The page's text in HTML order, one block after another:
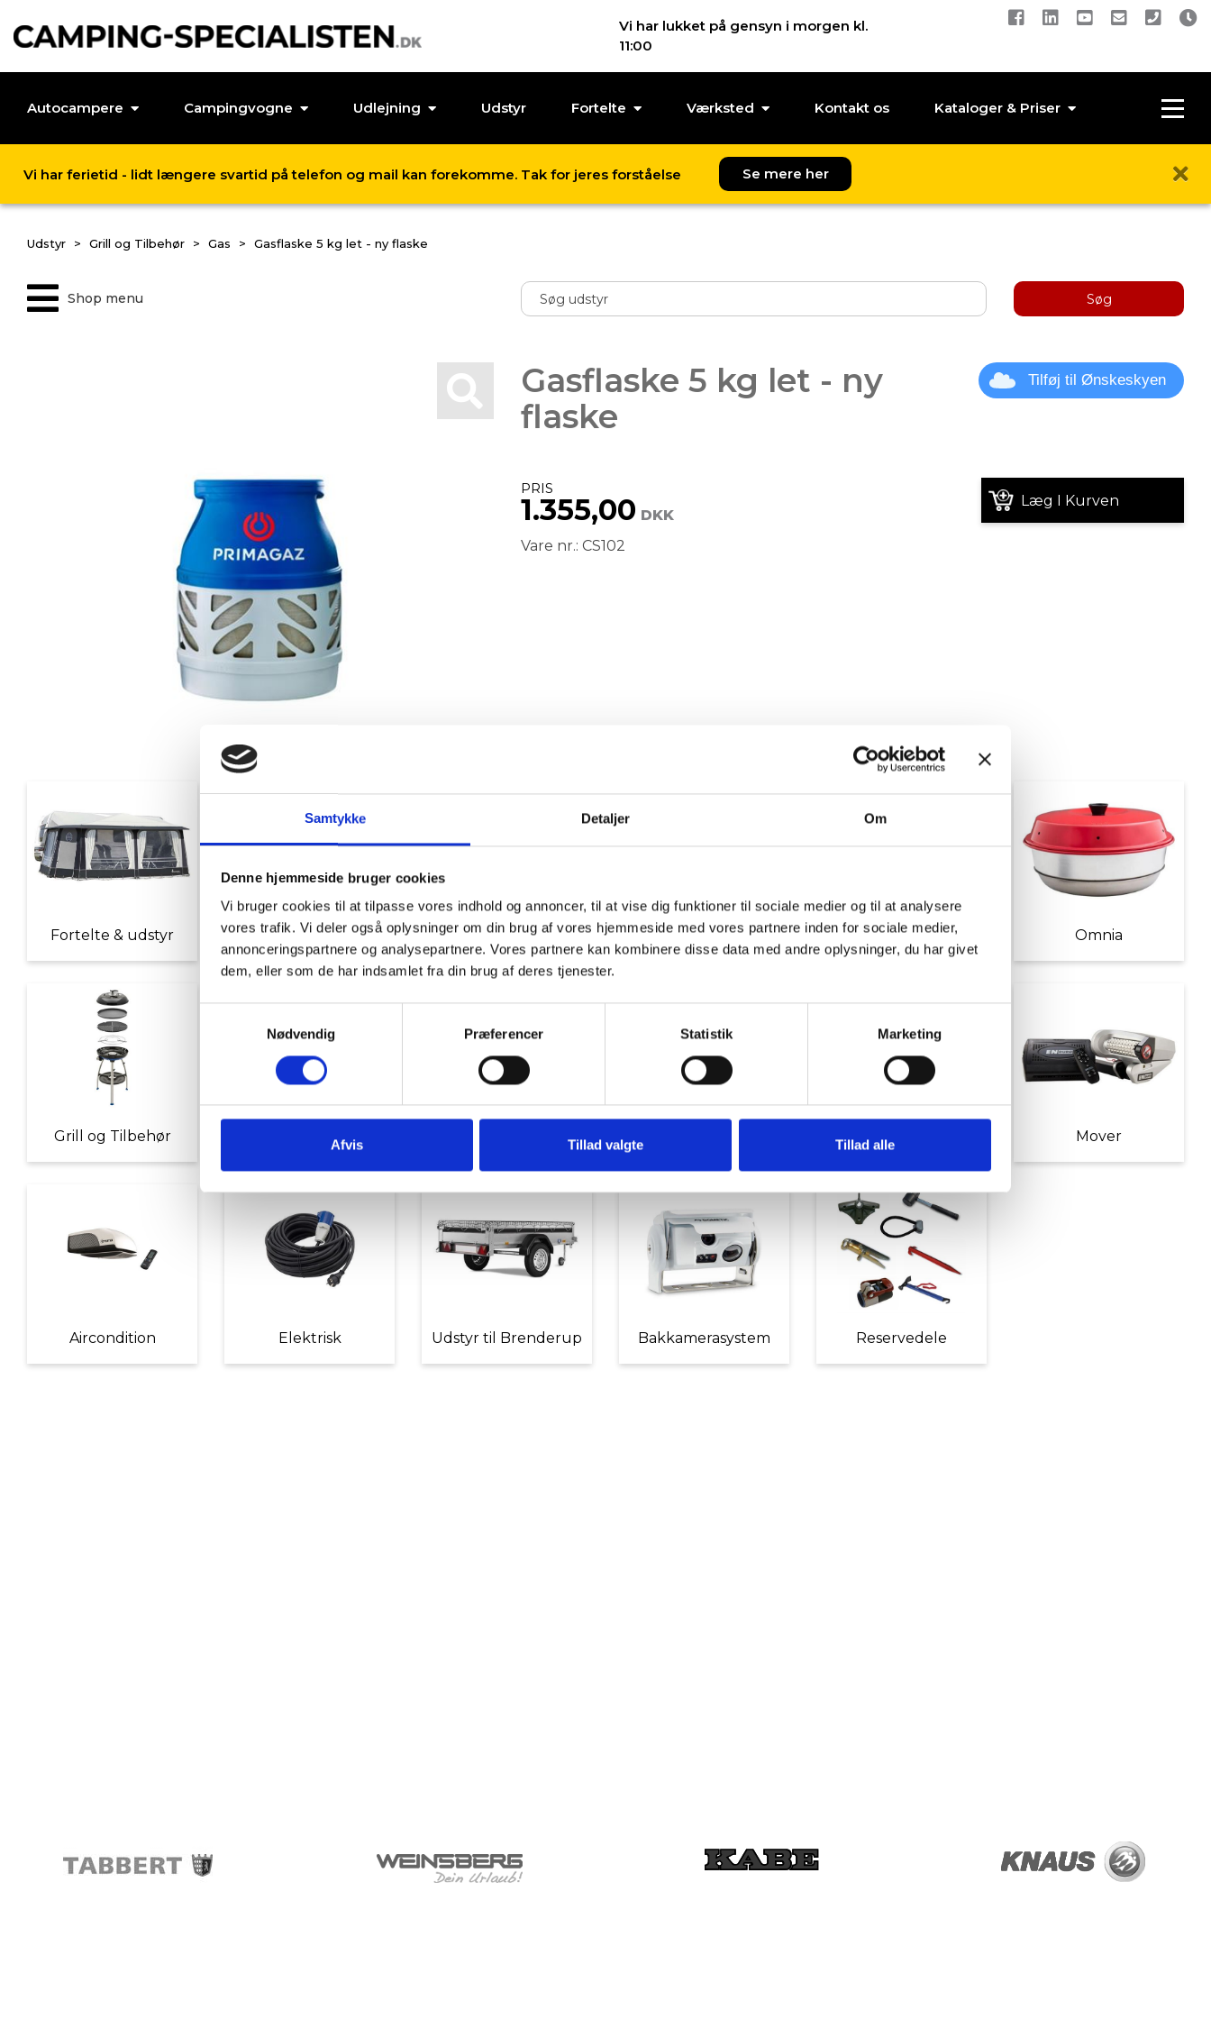
Samtykke Detaljer Om
Denne hjemmeside bruger cookies
Vi bruger cookies til at tilpasse vores indhold og annoncer, til at vise dig funktioner til sociale medier og til at analysere
vores trafik. Vi deler også oplysninger om din brug af vores hjemmeside med vores partnere inden for sociale medier,
annonceringspartnere og analysepartnere. Vores partnere kan kombinere disse data med andre oplysninger, du har givet
dem, eller som de har indsamlet fra din brug af deres tjenester.
Nødvendig
Præferencer Statistik Marketing
Afvis Tillad valgte Tillad alle
Vi har lukket på gensyn i morgen kl.
11:00
Autocampere Campingvogne Udlejning Udstyr Fortelte Værksted Kontakt os Kataloger & Priser
Vi har ferietid - lidt længere svartid på telefon og mail kan forekomme. Tak for jeres forståelse Se mere her
Udstyr Grill og Tilbehør Gas Gasflaske 5 kg let - ny flaske
Shop menu Søg
Gasflaske 5 kg let - ny
flaske
Tilføj til Ønskeskyen
PRIS
1.355,00 DKK
Læg I Kurven
Vare nr.: CS102
Fortelte & udstyr Nyheder Tilbud Autocamper udstyr Møbler Omnia
Grill og Tilbehør Indvendigt Udstyr Udvendigt Udstyr Diverse tilbehør Mover
Aircondition Elektrisk Udstyr til Brenderup Bakkamerasystem Reservedele